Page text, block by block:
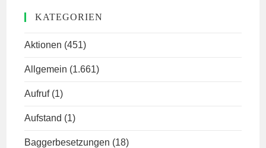
KATEGORIEN
Aktionen (451)
Allgemein (1.661)
Aufruf (1)
Aufstand (1)
Baggerbesetzungen (18)